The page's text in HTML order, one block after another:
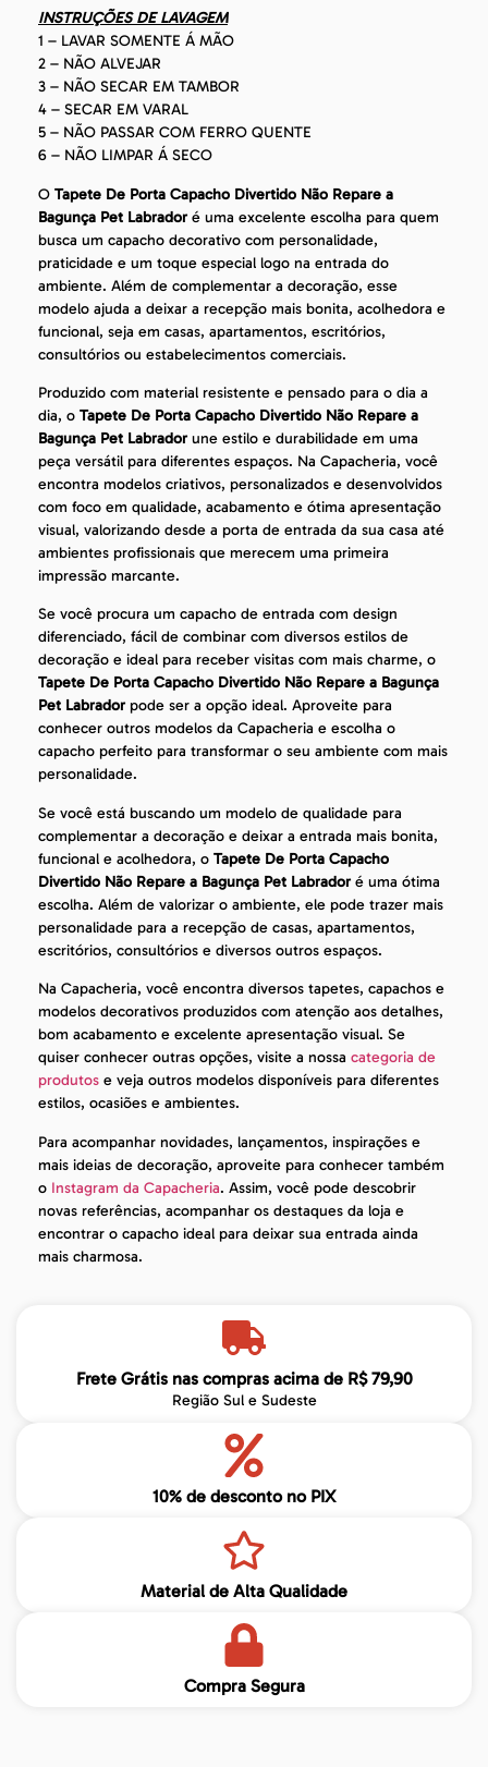
INSTRUÇÕES DE LAVAGEM
1 – LAVAR SOMENTE Á MÃO
2 – NÃO ALVEJAR
3 – NÃO SECAR EM TAMBOR
4 – SECAR EM VARAL
5 – NÃO PASSAR COM FERRO QUENTE
6 – NÃO LIMPAR Á SECO
O Tapete De Porta Capacho Divertido Não Repare a
Bagunça Pet Labradoré uma excelente escolha para quem
busca um capacho decorativo com personalidade,
praticidade e um toque especial logo na entrada do
ambiente. Além de complementar a decoração, esse
modelo ajuda a deixar a recepção mais bonita, acolhedora e
funcional, seja em casas, apartamentos, escritórios,
consultórios ou estabelecimentos comerciais.
Produzido com material resistente e pensado para o dia a
dia, o Tapete De Porta Capacho Divertido Não Repare a
Bagunça Pet Labradorune estilo e durabilidade em uma
peça versátil para diferentes espaços. Na Capacheria, você
encontra modelos criativos, personalizados e desenvolvidos
com foco em qualidade, acabamento e ótima apresentação
visual, valorizando desde a porta de entrada da sua casa até
ambientes profissionais que merecem uma primeira
impressão marcante.
Se você procura um capacho de entrada com design
diferenciado, fácil de combinar com diversos estilos de
decoração e ideal para receber visitas com mais charme, o
Tapete De Porta Capacho Divertido Não Repare a Bagunça
Pet Labradorpode ser a opção ideal. Aproveite para
conhecer outros modelos da Capacheria e escolha o
capacho perfeito para transformar o seu ambiente com mais
personalidade.
Se você está buscando um modelo de qualidade para
complementar a decoração e deixar a entrada mais bonita,
funcional e acolhedora, o Tapete De Porta Capacho
Divertido Não Repare a Bagunça Pet Labradoré uma ótima
escolha. Além de valorizar o ambiente, ele pode trazer mais
personalidade para a recepção de casas, apartamentos,
escritórios, consultórios e diversos outros espaços.
Na Capacheria, você encontra diversos tapetes, capachos e
modelos decorativos produzidos com atenção aos detalhes,
bom acabamento e excelente apresentação visual. Se
quiser conhecer outras opções, visite a nossa categoria de
produtos e veja outros modelos disponíveis para diferentes
estilos, ocasiões e ambientes.
Para acompanhar novidades, lançamentos, inspirações e
mais ideias de decoração, aproveite para conhecer também
o Instagram da Capacheria. Assim, você pode descobrir
novas referências, acompanhar os destaques da loja e
encontrar o capacho ideal para deixar sua entrada ainda
mais charmosa.
Frete Grátis nas compras acima de R$ 79,90
Região Sul e Sudeste
10% de desconto no PIX
Material de Alta Qualidade
Compra Segura